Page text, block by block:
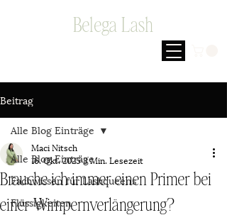
Belega Lash
Beitrag
Alle Blog Einträge
Fachwissen für Lashqueens
Flüssigkeiten
Alle Blog Einträge
Brauche ich immer einen Primer bei
einer Wimpernverlängerung?
Maci Nitsch
16. Okt. 20253 Min. Lesezeit